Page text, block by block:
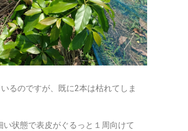
るのですが、既に2本は枯れてしま
い状態で表皮がぐるっと１周向けて